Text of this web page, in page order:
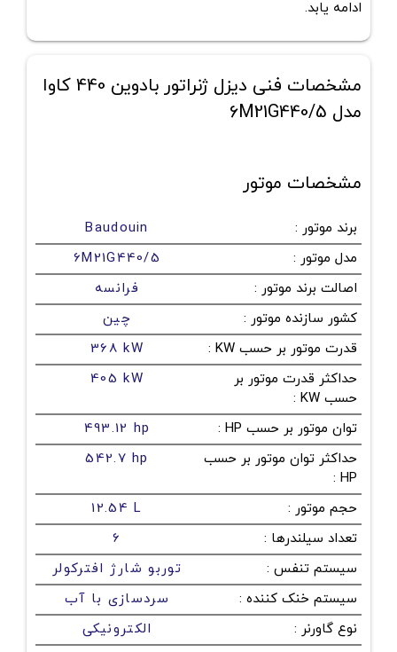
ادامه یابد.
مشخصات فنی دیزل ژنراتور بادوین 440 کاوا
مدل 6M21G440/5
مشخصات موتور
برند موتور :
Baudouin
مدل موتور :
6M21G440/5
اصالت برند موتور :
فرانسه
کشور سازنده موتور :
چین
قدرت موتور بر حسب KW
:
368 kW
حداکثر قدرت موتور بر
حسب KW
:
405 kW
توان موتور بر حسب HP :
493.12 hp
حداکثر توان موتور بر حسب
HP
:
542.7 hp
حجم موتور :
12.54 L
تعداد سیلندرها :
6
سیستم تنفس :
توربو شارژ افترکولر
سیستم خنک کننده :
سردسازی با آب
نوع گاورنر :
الکترونیکی